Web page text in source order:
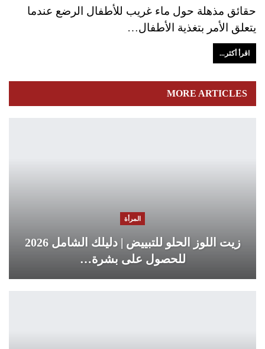
حقائق مذهلة حول ماء غريب للأطفال الرضع عندما
يتعلق الأمر بتغذية الأطفال…
اقرأ أكثر...
MORE ARTICLES
المرأة
زيت اللوز الحلو للتبييض | دليلك الشامل 2026
للحصول على بشرة…